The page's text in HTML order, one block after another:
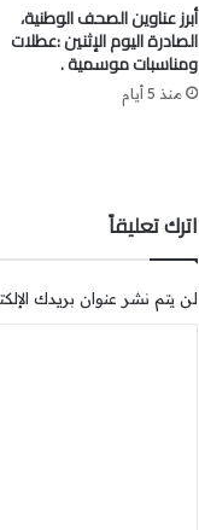
أبرز عناوين الصحف الوطنية،
الصادرة اليوم الإثنين :عطلات
ومناسبات موسمية .
منذ 5 أيام
اترك تعليقاً
لن يتم نشر عنوان بريدك